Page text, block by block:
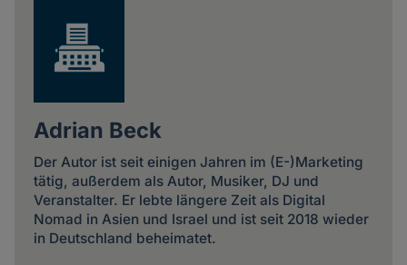
Adrian Beck
Der Autor ist seit einigen Jahren im (E-)Marketing
tätig, außerdem als Autor, Musiker, DJ und
Veranstalter. Er lebte längere Zeit als Digital
Nomad in Asien und Israel und ist seit 2018 wieder
in Deutschland beheimatet.